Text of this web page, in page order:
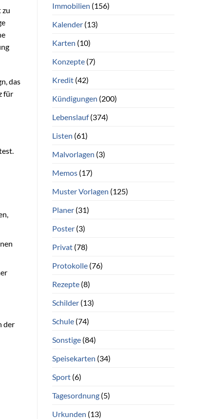
zu
das
für
der
Immobilien (156)
Kalender(13)
Karten (10)
Konzepte(7)
Kredit(42)
Kündigungen (200)
Lebenslauf(374)
Listen (61)
Malvorlagen (3)
Memos(17)
Muster Vorlagen (125)
Planer(31)
Poster(3)
Privat(78)
Protokolle(76)
Rezepte(8)
Schilder(13)
Schule(74)
Sonstige(84)
Speisekarten (34)
Sport(6)
Tagesordnung(5)
Urkunden (13)